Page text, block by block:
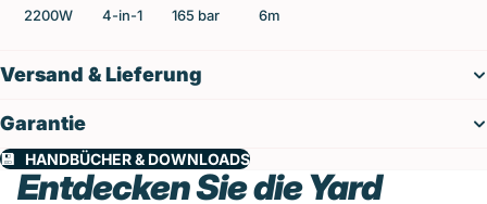
2200W 4-in-1 165 bar 6m
Versand & Lieferung
Garantie
💾‎ ‎ ‎ HANDBÜCHER & DOWNLOADS
Entdecken Sie die Yard